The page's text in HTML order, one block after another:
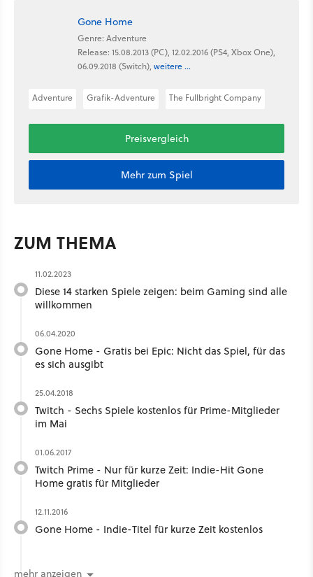
Gone Home
Genre: Adventure
Release: 15.08.2013 (PC), 12.02.2016 (PS4, Xbox One),
06.09.2018 (Switch), weitere ...
Adventure Grafik-Adventure The Fullbright Company
Preisvergleich
Mehr zum Spiel
ZUM THEMA
11.02.2023
Diese 14 starken Spiele zeigen: beim Gaming sind alle
willkommen
06.04.2020
Gone Home - Gratis bei Epic: Nicht das Spiel, für das
es sich ausgibt
25.04.2018
Twitch - Sechs Spiele kostenlos für Prime-Mitglieder
im Mai
01.06.2017
Twitch Prime - Nur für kurze Zeit: Indie-Hit Gone
Home gratis für Mitglieder
12.11.2016
Gone Home - Indie-Titel für kurze Zeit kostenlos
mehr anzeigen